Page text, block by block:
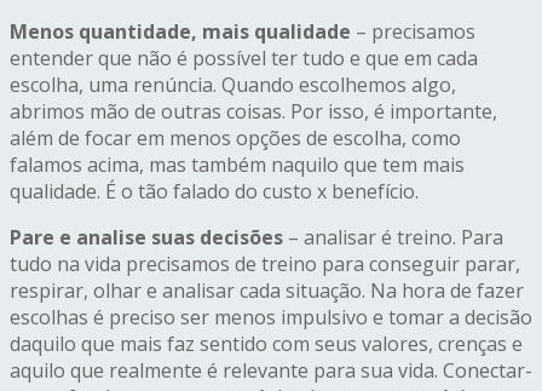
Menos quantidade, mais qualidade – precisamos
entender que não é possível ter tudo e que em cada
escolha, uma renúncia. Quando escolhemos algo,
abrimos mão de outras coisas. Por isso, é importante,
além de focar em menos opções de escolha, como
falamos acima, mas também naquilo que tem mais
qualidade. É o tão falado do custo x benefício.
Pare e analise suas decisões – analisar é treino. Para
tudo na vida precisamos de treino para conseguir parar,
respirar, olhar e analisar cada situação. Na hora de fazer
escolhas é preciso ser menos impulsivo e tomar a decisão
daquilo que mais faz sentido com seus valores, crenças e
aquilo que realmente é relevante para sua vida. Conectar-